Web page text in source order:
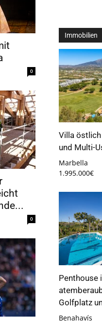
0
0
Immobilien
Villa
und Multi-
Marbella
1.995.000€
Penthouse
Golfplatz
Benahavís